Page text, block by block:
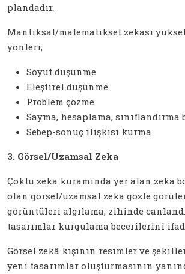
plandadır.
Mantıksal/matematiksel zekası
yönleri;
Soyut düşünme
Eleştirel düşünme
Problem çözme
Sayma, hesaplama, sınıflandırma
Sebep-sonuç ilişkisi kurma
3. Görsel/Uzamsal Zeka
Çoklu zeka kuramında yer alan zeka
olan görsel/uzamsal zeka gözle
görüntüleri algılama, zihinde
tasarımlar kurgulama becerilerini
Görsel zekâ kişinin resimler ve
yeni tasarımlar oluşturmasının